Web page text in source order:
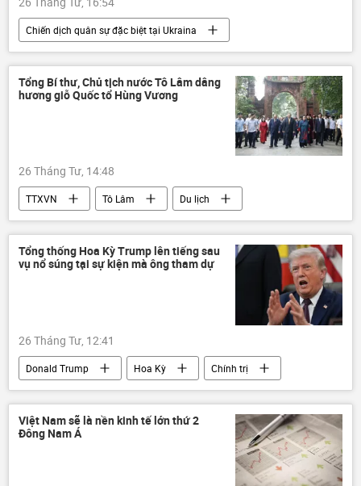
Công nghiệp
Kinh tế
công nghệ
APEC
ASEM
AI Bắc Ninh
Chiến dịch quân sự đặc biệt tại Ukraina
Ukraina
Cuộc khủng hoảng ở Ukraina
Quân đội Ukraina
Nga
Quân đội Nga
Bộ Quốc phòng Nga
máy bay không người lái
năng lượng
Tổng Bí thư, Chủ tịch nước Tô Lâm dâng
hương giỗ Quốc tổ Hùng Vương
26 Tháng Tư, 14:48
TTXVN Tô Lâm
Du lịch
Việt Nam
quốc kỳ
Tổng thống Hoa Kỳ Trump lên tiếng sau
vụ nổ súng tại sự kiện mà ông tham dự
26 Tháng Tư, 12:41
Donald Trump Hoa Kỳ
Chính trị
Thế giới
súng
nổ súng
bắt giữ
Nhà Trắng
Iran
Xung đột Mỹ-Iran
Việt Nam sẽ là nền kinh tế lớn thứ 2
Đông Nam Á